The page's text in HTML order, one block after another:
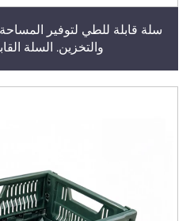
سلة قابلة للطي لتوفير
والتخزين. السلة